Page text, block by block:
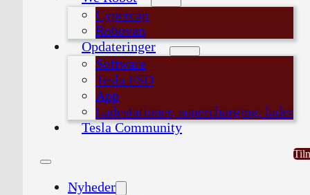
Cypercap
Robovan
Opdateringer
Software
Tesla FSD
App
Ladestationer, supercharging, lader
Tesla Community
Nyheder